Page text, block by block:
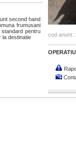
second hand
frumusani
pentru
la destinatie
cod anunt: